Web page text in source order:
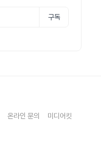
구독
온라인 문의 미디어킷